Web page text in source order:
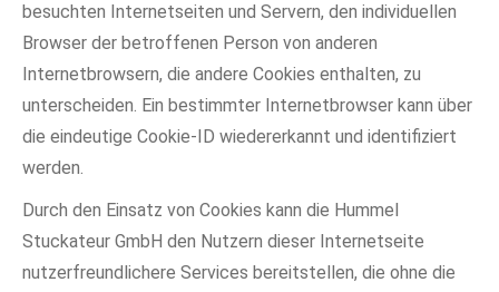
besuchten Internetseiten und Servern, den individuellen
Browser der betroffenen Person von anderen
Internetbrowsern, die andere Cookies enthalten, zu
unterscheiden. Ein bestimmter Internetbrowser kann über
die eindeutige Cookie-ID wiedererkannt und identifiziert
werden.
Durch den Einsatz von Cookies kann die Hummel
Stuckateur GmbH den Nutzern dieser Internetseite
nutzerfreundlichere Services bereitstellen, die ohne die